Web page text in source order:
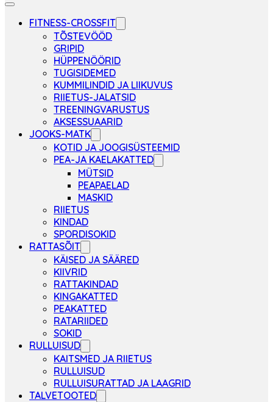
FITNESS-CROSSFIT
TÕSTEVÖÖD
GRIPID
HÜPPENÖÖRID
TUGISIDEMED
KUMMILINDID JA LIIKUVUS
RIIETUS-JALATSID
TREENINGVARUSTUS
AKSESSUAARID
JOOKS-MATK
KOTID JA JOOGISÜSTEEMID
PEA-JA KAELAKATTED
MÜTSID
PEAPAELAD
MASKID
RIIETUS
KINDAD
SPORDISOKID
RATTASÕIT
KÄISED JA SÄÄRED
KIIVRID
RATTAKINDAD
KINGAKATTED
PEAKATTED
RATARIIDED
SOKID
RULLUISUD
KAITSMED JA RIIETUS
RULLUISUD
RULLUISURATTAD JA LAAGRID
TALVETOOTED